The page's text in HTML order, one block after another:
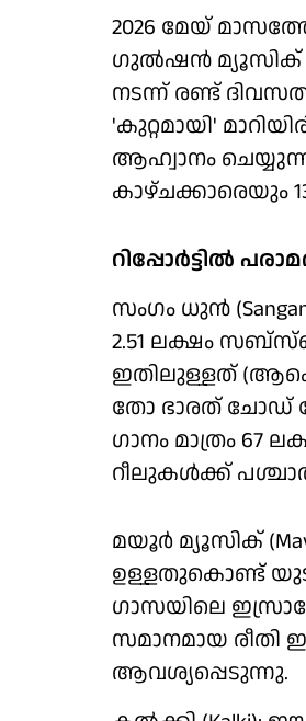
2026 മേയ്
ഗുല്‍ഷന്‍ മ്യൂസിക്
നടന്ന് രണ്ട്
'കുറ്റമായി'
ആഹ്വാനം
കാഴ്ചക്കാരെയും
റിപ്പോര്‍ട്ടില്‍
സംഗം ധുന്‍
2.51 ലക്ഷം
ഇതിലുള്ളത് (ആകെ
തോ ഭാരത് ചോഡ്
ഗാനം മാത്രം 67
റീലുകള്‍ക്ക്
മയൂര്‍ മ്യൂസിക്
ഉള്ളതുകൊണ്ട്
ഗാസയിലെ
സമാനമായ രീതി
ആവശ്യപ്പെടുന്നു.